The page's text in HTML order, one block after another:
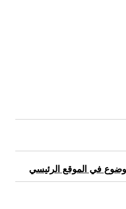
في الموقع الرئيسي